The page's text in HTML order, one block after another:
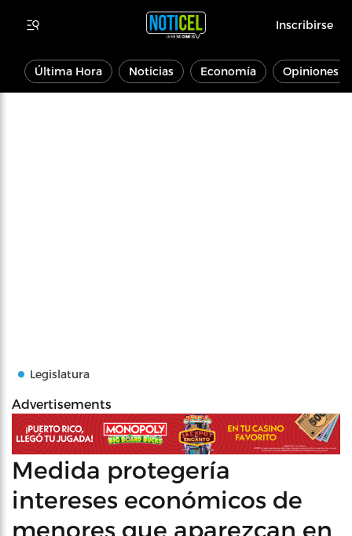
Inscribirse
Última Hora Noticias Economía Opiniones
Legislatura
Advertisements
Medida protegería
intereses económicos de
menores que aparezcan en